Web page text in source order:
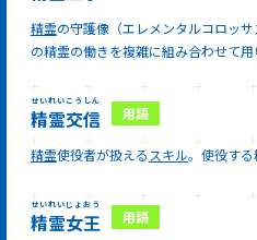
精霊の守護像（エレメンタルコロッ
の精霊の働きを複雑に組み合わせて用
精霊交信
せいれいこうしん
精霊使役者が扱えるスキル。使役する
精霊女王
せいれいじょおう